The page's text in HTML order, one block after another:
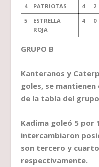
4 PATRIOTAS 4 2
5
ESTRELLA
ROJA
4 0
GRUPO B
Kanteranos y
goles, se
de la tabla del
Kadima goleó 5 por
intercambiaron
son tercero y
respectivamente.